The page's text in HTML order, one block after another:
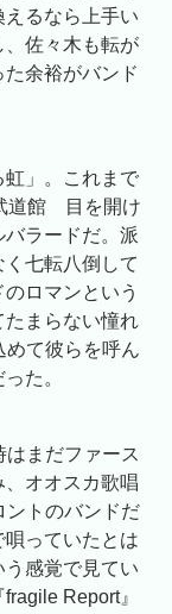
るなら上手い
、佐々木も転が
余裕がバンド
虹」。これまで
道館 目を開け
ラードだ。派
七転八倒して
ロマンという
まらない憧れ
めて彼らを呼ん
た。
まだファース
、オオスカ歌唱
ントのバンドだ
っていたとは
感覚で見てい
Report』